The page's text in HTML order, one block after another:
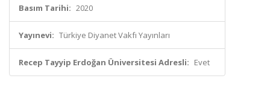
Basım Tarihi: 2020
Yayınevi: Türkiye Diyanet Vakfı Yayınları
Recep Tayyip Erdoğan Üniversitesi Adresli: Evet